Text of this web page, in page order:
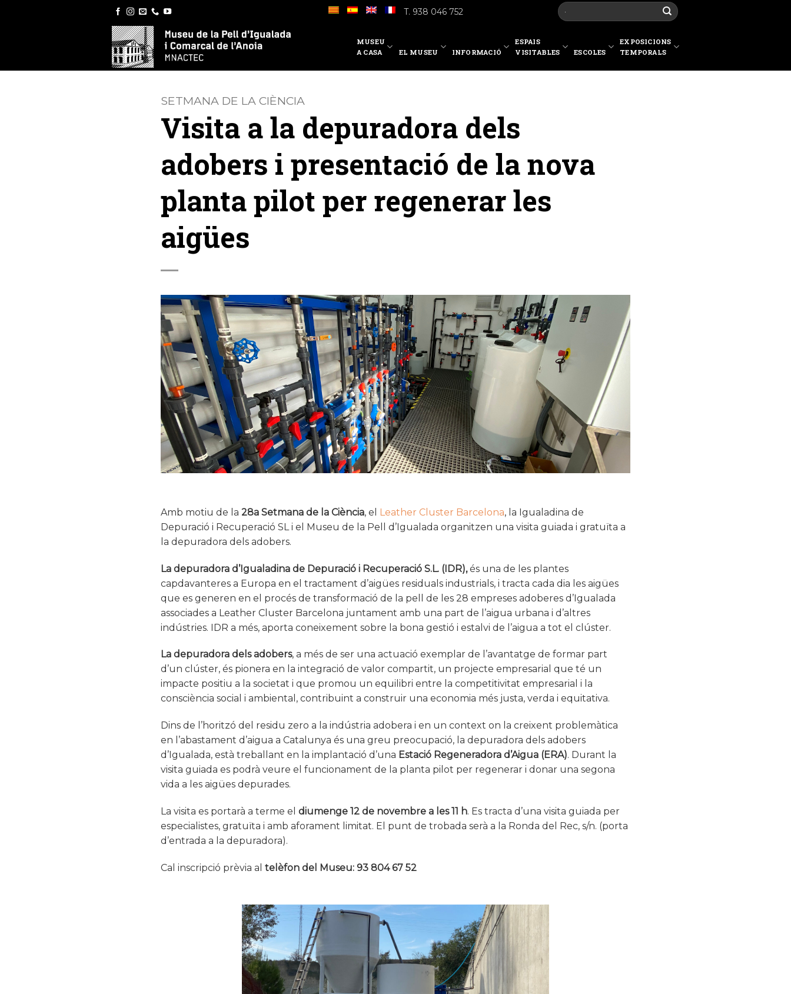
T. 938 046 752
MUSEU
A CASA
EL MUSEU INFORMACIÓ
ESPAIS
VISITABLES
ESCOLES
EXPOSICIONS
TEMPORALS
SETMANA DE LA CIÈNCIA
Visita a la depuradora dels
adobers i presentació de la nova
planta pilot per regenerar les
aigües
Amb motiu de la 28a Setmana de la Ciència, el Leather Cluster Barcelona, la Igualadina de
Depuració i Recuperació SL i el Museu de la Pell d’Igualada organitzen una visita guiada i gratuïta a
la depuradora dels adobers.
La depuradora d’Igualadina de Depuració i Recuperació S.L. (IDR),és una de les plantes
capdavanteres a Europa en el tractament d’aigües residuals industrials, i tracta cada dia les aigües
que es generen en el procés de transformació de la pell de les 28 empreses adoberes d’Igualada
associades a Leather Cluster Barcelona juntament amb una part de l’aigua urbana i d’altres
indústries. IDR a més, aporta coneixement sobre la bona gestió i estalvi de l’aigua a tot el clúster.
La depuradora dels adobers, a més de ser una actuació exemplar de l’avantatge de formar part
d’un clúster, és pionera en la integració de valor compartit, un projecte empresarial que té un
impacte positiu a la societat i que promou un equilibri entre la competitivitat empresarial i la
consciència social i ambiental, contribuint a construir una economia més justa, verda i equitativa.
Dins de l’horitzó del residu zero a la indústria adobera i en un context on la creixent problemàtica
en l’abastament d’aigua a Catalunya és una greu preocupació, la depuradora dels adobers
d’Igualada, està treballant en la implantació d’una Estació Regeneradora d’Aigua (ERA). Durant la
visita guiada es podrà veure el funcionament de la planta pilot per regenerar i donar una segona
vida a les aigües depurades.
La visita es portarà a terme el diumenge 12 de novembre a les 11 h. Es tracta d’una visita guiada per
especialistes, gratuïta i amb aforament limitat. El punt de trobada serà a la Ronda del Rec, s/n. (porta
d’entrada a la depuradora).
Cal inscripció prèvia al telèfon del Museu: 93 804 67 52